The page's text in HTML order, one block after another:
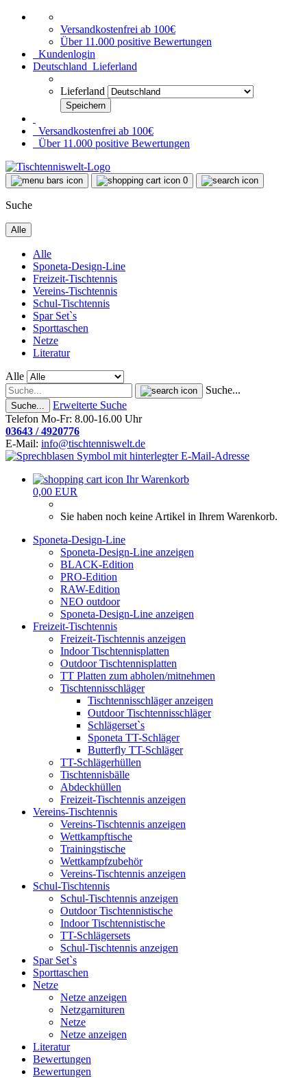
Versandkostenfrei ab 100€
Über 11.000 positive Bewertungen
Kundenlogin
Deutschland Lieferland
Lieferland
Versandkostenfrei ab 100€
Über 11.000 positive Bewertungen
0
Suche
Alle
Alle
Sponeta-Design-Line
Freizeit-Tischtennis
Vereins-Tischtennis
Schul-Tischtennis
Spar Set`s
Sporttaschen
Netze
Literatur
Alle
Suche...
Suche...
Erweiterte Suche
Telefon Mo-Fr: 8.00-16.00 Uhr
03643 / 4920776
E-Mail: info@tischtenniswelt.de
Ihr Warenkorb
0,00 EUR
Sie haben noch keine Artikel in Ihrem Warenkorb.
Sponeta-Design-Line
Sponeta-Design-Line anzeigen
BLACK-Edition
PRO-Edition
RAW-Edition
NEO outdoor
Sponeta-Design-Line anzeigen
Freizeit-Tischtennis
Freizeit-Tischtennis anzeigen
Indoor Tischtennisplatten
Outdoor Tischtennisplatten
TT Platten zum abholen/mitnehmen
Tischtennisschläger
Tischtennisschläger anzeigen
Outdoor Tischtennisschläger
Schlägerset`s
Sponeta TT-Schläger
Butterfly TT-Schläger
TT-Schlägerhüllen
Tischtennisbälle
Abdeckhüllen
Freizeit-Tischtennis anzeigen
Vereins-Tischtennis
Vereins-Tischtennis anzeigen
Wettkampftische
Trainingstische
Wettkampfzubehör
Vereins-Tischtennis anzeigen
Schul-Tischtennis
Schul-Tischtennis anzeigen
Outdoor Tischtennistische
Indoor Tischtennistische
TT-Schlägersets
Schul-Tischtennis anzeigen
Spar Set`s
Sporttaschen
Netze
Netze anzeigen
Netzgarnituren
Netze
Netze anzeigen
Literatur
Bewertungen
Bewertungen